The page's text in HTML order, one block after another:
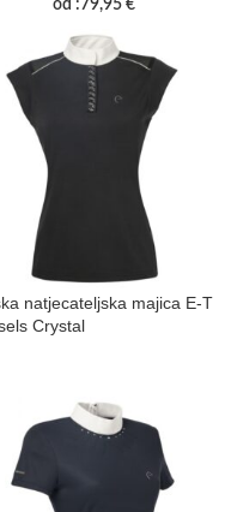
od :79,95 €
natjecateljska majica E-T
Crystal